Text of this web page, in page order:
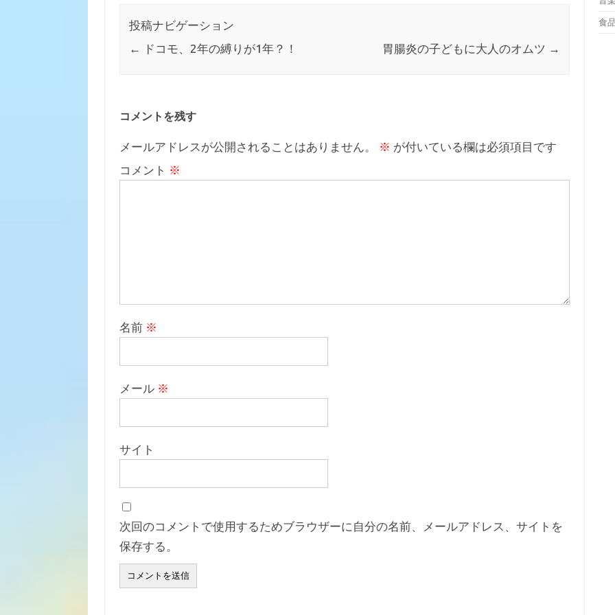
投稿ナビゲーション
←
ドコモ、2年の縛りが1年？！ 胃腸炎の子どもに大人のオムツ →
コメントを残す
メールアドレスが公開されることはありません。 ※ が付いている欄は必須項目です
コメント ※
名前 ※
メール ※
サイト
次回のコメントで使用するためブラウザーに自分の名前、メールアドレス、サイトを
保存する。
食